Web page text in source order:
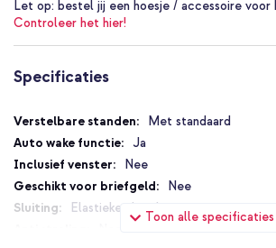
Let op: bestel jij een hoesje / accessoire
Controleer het hier!
Specificaties
Toon alle specificaties
Specificaties
Met standaard
Ja
Nee
Nee
Elastieken band